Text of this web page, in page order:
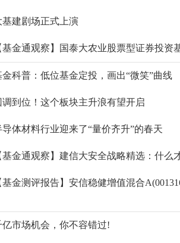
基建剧场正式上演
基金通观察】国泰大农业股票型证券投
金科普：低位基金定投，画出“微笑”曲线
调到位！这个板块主升浪有望开启
导体材料行业迎来了“量价齐升”的春天
基金通观察】建信大安全战略精选：什么
基金测评报告】安信稳健增值混合
亿市场机会，你不容错过!